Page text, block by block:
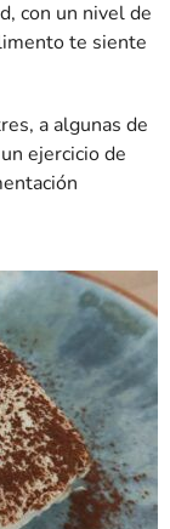
con un nivel de
te siente
a algunas de
ejercicio de